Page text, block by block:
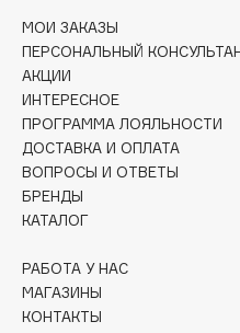
Collagenina
Consly
Corimo
CosRX
Cottolina
Crescina
Cunzite
МОИ ЗАКАЗЫ
ПЕРСОНАЛЬНЫЙ
АКЦИИ
ИНТЕРЕСНОЕ
ПРОГРАММА ЛОЯЛЬНОСТИ
ДОСТАВКА И ОПЛАТА
ВОПРОСЫ И ОТВЕТЫ
БРЕНДЫ
КАТАЛОГ
РАБОТА У НАС
МАГАЗИНЫ
КОНТАКТЫ